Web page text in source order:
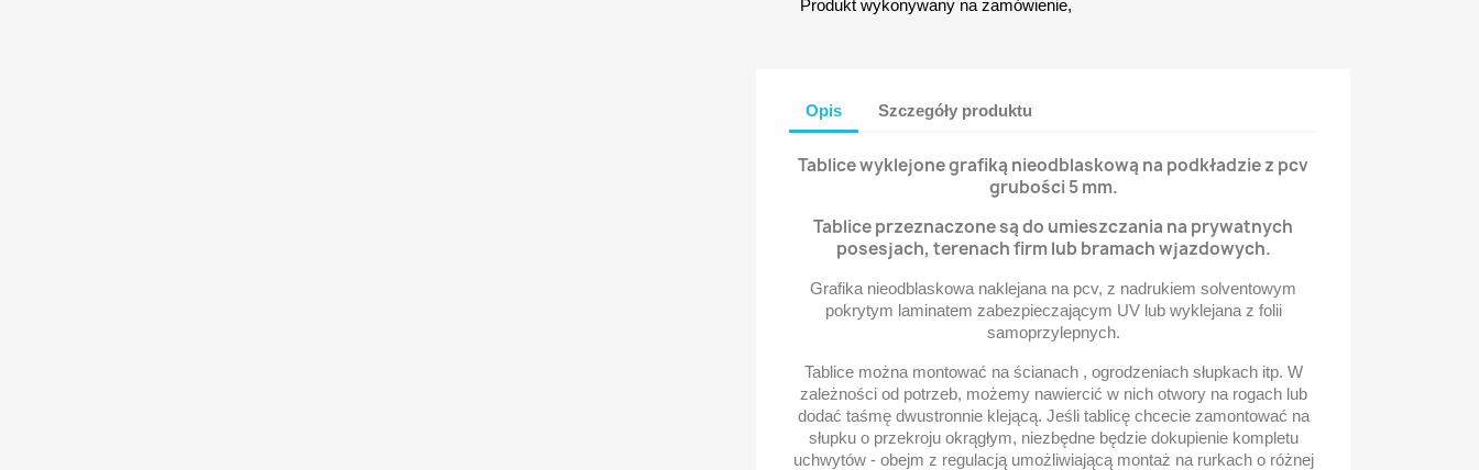
Produkt wykonywany na zamówienie,
Opis Szczegóły produktu
Tablice wyklejone grafiką nieodblaskową na podkładzie z pcv
grubości 5 mm.
Tablice przeznaczone są do umieszczania na prywatnych
posesjach, terenach firm lub bramach wjazdowych.
Grafika nieodblaskowa naklejana na pcv, z nadrukiem solventowym
pokrytym laminatem zabezpieczającym UV lub wyklejana z folii
samoprzylepnych.
Tablice można montować na ścianach , ogrodzeniach słupkach itp. W
zależności od potrzeb, możemy nawiercić w nich otwory na rogach lub
dodać taśmę dwustronnie klejącą. Jeśli tablicę chcecie zamontować na
słupku o przekroju okrągłym, niezbędne będzie dokupienie kompletu
uchwytów - obejm z regulacją umożliwiającą montaż na rurkach o różnej